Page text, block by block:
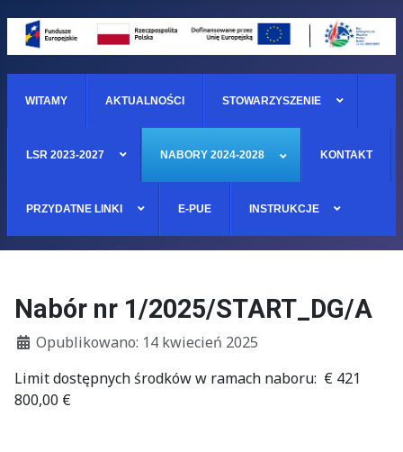
WITAMY AKTUALNOŚCI STOWARZYSZENIE
LSR 2023-2027 NABORY 2024-2028 KONTAKT
PRZYDATNE LINKI E-PUE INSTRUKCJE
Nabór nr 1/2025/START_DG/A
Szczegóły
Opublikowano: 14 kwiecień 2025
Limit dostępnych środków w ramach naboru: € 421
800,00 €